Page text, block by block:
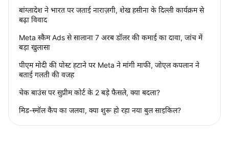
बांग्लादेश ने भारत पर जताई नाराज़गी, शेख हसीना के दिल्ली कार्यक्रम से
बढ़ा विवाद
Meta स्कैम Ads से सालाना 7 अरब डॉलर की कमाई का दावा, जांच में
बड़ा खुलासा
पीएम मोदी की पोस्ट हटाने पर Meta ने मांगी माफी, जोएल कपलान ने
बताई गलती की वजह
चेक बाउंस पर सुप्रीम कोर्ट के 2 बड़े फैसले, क्या बदला?
मिड-स्मॉल कैप का जलवा, क्या शुरू हो रहा नया बुल साइकिल?